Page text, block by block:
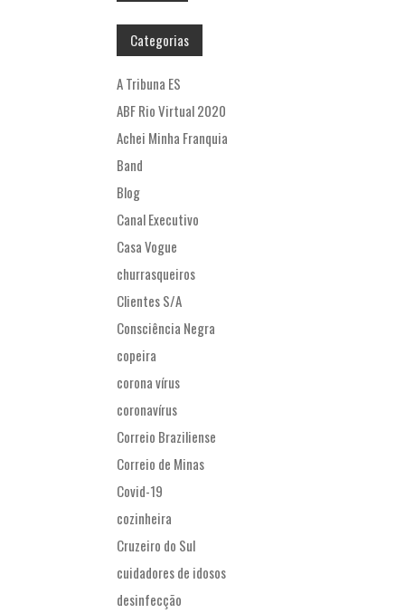
Categorias
A Tribuna ES
ABF Rio Virtual 2020
Achei Minha Franquia
Band
Blog
Canal Executivo
Casa Vogue
churrasqueiros
Clientes S/A
Consciência Negra
copeira
corona vírus
coronavírus
Correio Braziliense
Correio de Minas
Covid-19
cozinheira
Cruzeiro do Sul
cuidadores de idosos
desinfecção